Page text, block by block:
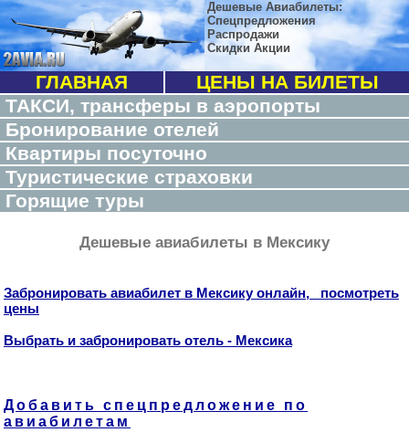
Дешевые Авиабилеты:
Спецпредложения
Распродажи
Скидки Акции
ГЛАВНАЯ
ЦЕНЫ НА БИЛЕТЫ
ТАКСИ, трансферы в аэропорты
Бронирование отелей
Квартиры посуточно
Туристические страховки
Горящие туры
Дешевые авиабилеты в Мексику
Забронировать авиабилет в Мексику онлайн, посмотреть
цены
Выбрать и забронировать отель - Мексика
Добавить спецпредложение по
авиабилетам